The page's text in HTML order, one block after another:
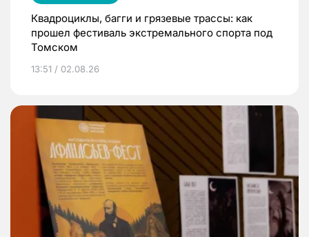
Квадроциклы, багги и грязевые трассы: как
прошел фестиваль экстремального спорта под
Томском
13:51 / 02.08.26